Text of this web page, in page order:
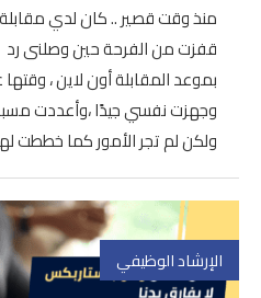
منذ وقت قصير .. كان لدي
قفزت من الفرحة حين وصلنى
بموعد المقابلة أون لاين ،
وجهزت نفسي جيدًا ،وأعددت
ولكن لم تجر الأمور كما خططت
الإرشاد الوظيفي